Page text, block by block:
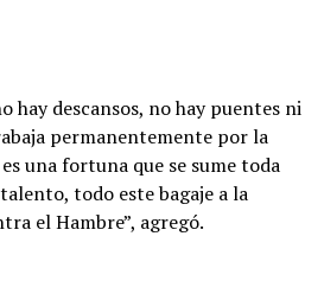
hay descansos, no hay puentes ni
permanentemente por la
una fortuna que se sume toda
todo este bagaje a la
el Hambre”, agregó.